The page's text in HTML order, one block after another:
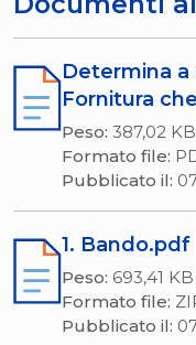
Determina a
Fornitura
Peso: 387,02 KB
Formato file:
Pubblicato il:
1. Bando.pdf
Peso: 693,41 KB
Formato file:
Pubblicato il: